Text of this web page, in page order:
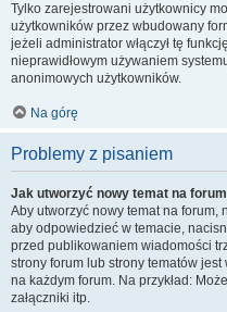
Tylko zarejestrowani użytkownicy
użytkowników przez wbudowany
jeżeli administrator włączył tę
nieprawidłowym używaniem
anonimowych użytkowników.
Na górę
Problemy z pisaniem
Jak utworzyć nowy temat na
Aby utworzyć nowy temat na forum,
aby odpowiedzieć w temacie,
przed publikowaniem wiadomości
strony forum lub strony tematów
na każdym forum. Na przykład:
załączniki itp.